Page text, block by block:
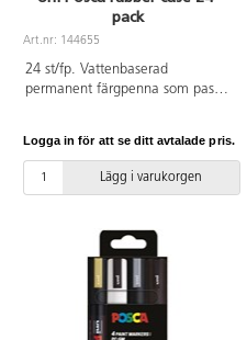
pack
Art.nr: 144655
24 st/fp. Vattenbaserad
permanent färgpenna som passar
Setet innehåller olika varianter
enligt följande: 3 extra fine
0,7 mm: guld, vit, svart, 6 fine
rosa, gul, ljusblå, mörkblå, 12
medium 1,8-2,5 mm: äppelgrön,
lila, gul, röd, mörkgrön, ljusblå,
vit, svart, 3 large 8 mm: röd, vit,
Logga in för att se ditt avtalade pris.
Lägg i varukorgen